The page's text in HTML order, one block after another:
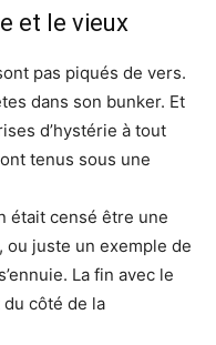
et le vieux
pas piqués de vers.
dans son bunker. Et
d’hystérie à tout
tenus sous une
était censé être une
juste un exemple de
La fin avec le
côté de la